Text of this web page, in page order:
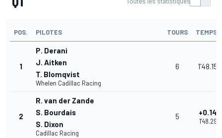
POS. PILOTES TOURS TEMPS
1
P. Derani
J. Aitken
T. Blomqvist
Whelen Cadillac Racing
6 1'48.152
2
R. van der Zande
S. Bourdais
S. Dixon
Cadillac Racing
5 +0.147
1'48.299